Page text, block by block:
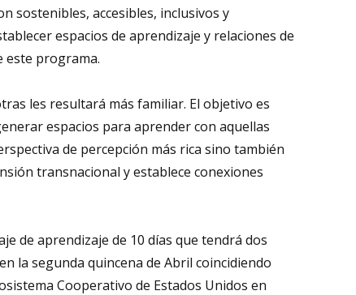
sostenibles, accesibles, inclusivos y
espacios de aprendizaje y relaciones de
este programa.
les resultará más familiar. El objetivo es
espacios para aprender con aquellas
de percepción más rica sino también
transnacional y establece conexiones
de aprendizaje de 10 días que tendrá dos
la segunda quincena de Abril coincidiendo
Cooperativo de Estados Unidos en